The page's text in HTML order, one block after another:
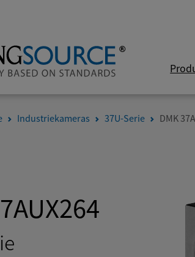
Industriekameras 37U-Serie DMK